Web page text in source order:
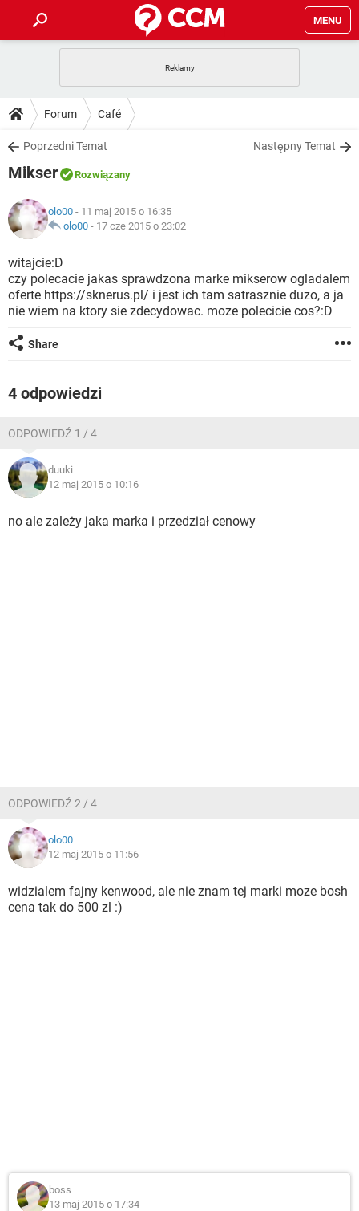
MENU
GRY
SPOTIFY
INSTAGRAM
WINDOWS 10
PORADY
PlayStation
INSTAGRAM
WINDOWS 10
DO POBRANIA
ANDROID
GRY
IOS
INSTAGRAM
WINDOWS 10
COVID-19
GRY
SPOTIFY
INSTAGRAM FACEBOOK
ARTYKUŁY
COVID-19
GRY WHATSAPP
SPOTIFY NETFLIX
INSTAGRAM
Forum Café
Poprzedni Temat Następny Temat
Mikser Rozwiązany
olo00 - 11 maj 2015 o 16:35
olo00 - 17 cze 2015 o 23:02
witajcie:D
czy polecacie jakas sprawdzona marke mikserow ogladalem
oferte https://sknerus.pl/ i jest ich tam satrasznie duzo, a ja
nie wiem na ktory sie zdecydowac. moze polecicie cos?:D
Share
4 odpowiedzi
ODPOWIEDŹ 1 / 4
duuki
12 maj 2015 o 10:16
no ale zależy jaka marka i przedział cenowy
ODPOWIEDŹ 2 / 4
olo00
12 maj 2015 o 11:56
widzialem fajny kenwood, ale nie znam tej marki moze bosh
cena tak do 500 zl :)
boss
13 maj 2015 o 17:34